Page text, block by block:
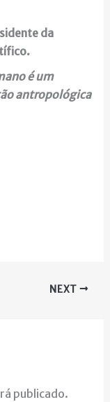
da
é um
antropológica
NEXT
publicado.